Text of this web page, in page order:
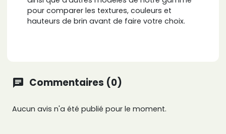
pour comparer les textures, couleurs et
hauteurs de brin avant de faire votre choix.
chat Commentaires (0)
Aucun avis n'a été publié pour le moment.